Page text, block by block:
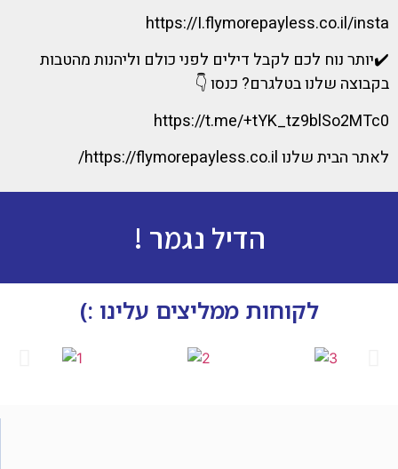
https://I.flymorepayless.co.il/insta
✔️יותר נוח לכם לקבל דילים לפני כולם וליהנות מהטבות
בקבוצה שלנו בטלגרם? כנסו 👇
https://t.me/+tYK_tz9blSo2MTc0
לאתר הבית שלנו https://flymorepayless.co.il/
הדיל נגמר !
לקוחות ממליצים עלינו :)